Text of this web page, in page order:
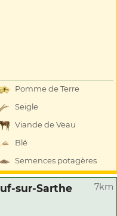
Pomme de Terre
Seigle
Viande de Veau
Blé
Semences potagères
sur-Sarthe 7km